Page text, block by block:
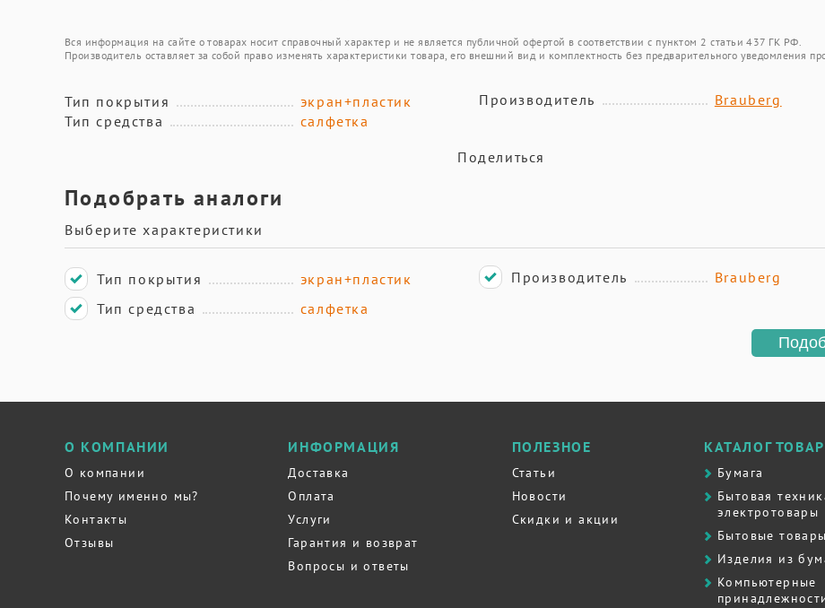
Вся информация на сайте о товарах носит справочный характер и не является публичной офертой в соответствии с пунктом 2 статьи 437 ГК РФ.
Производитель оставляет за собой право изменять характеристики товара, его внешний вид и комплектность без предварительного уведомления
Тип покрытия
экран+пластик
Тип средства
салфетка
Производитель Brauberg
Поделиться
Подобрать аналоги
Выберите характеристики
Тип покрытия
экран+пластик
Тип средства
салфетка
Производитель Brauberg
О КОМПАНИИ
О компании
Почему именно мы?
Контакты
Отзывы
ИНФОРМАЦИЯ
Доставка
Оплата
Услуги
Гарантия и возврат
Вопросы и ответы
ПОЛЕЗНОЕ
Статьи
Новости
Скидки и акции
КАТАЛОГ
Бумага
Бытовая
электротовары
Бытовые товары
Изделия из
Компьютерные